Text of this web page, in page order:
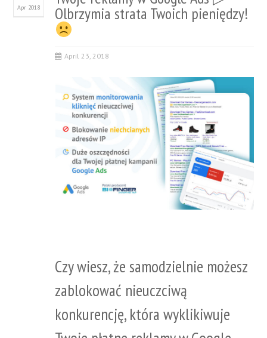
Apr 2018 Olbrzymia strata Twoich pieniędzy!
April 23, 2018
Czy wiesz, że samodzielnie możesz
zablokować nieuczciwą
konkurencję, która wyklikiwuje